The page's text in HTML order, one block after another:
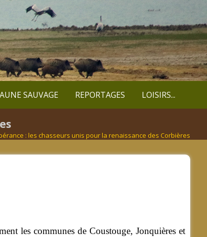
SAUVAGE REPORTAGES LOISIRS...
: les chasseurs unis pour la renaissance des Corbières
les communes de Coustouge, Jonquières et